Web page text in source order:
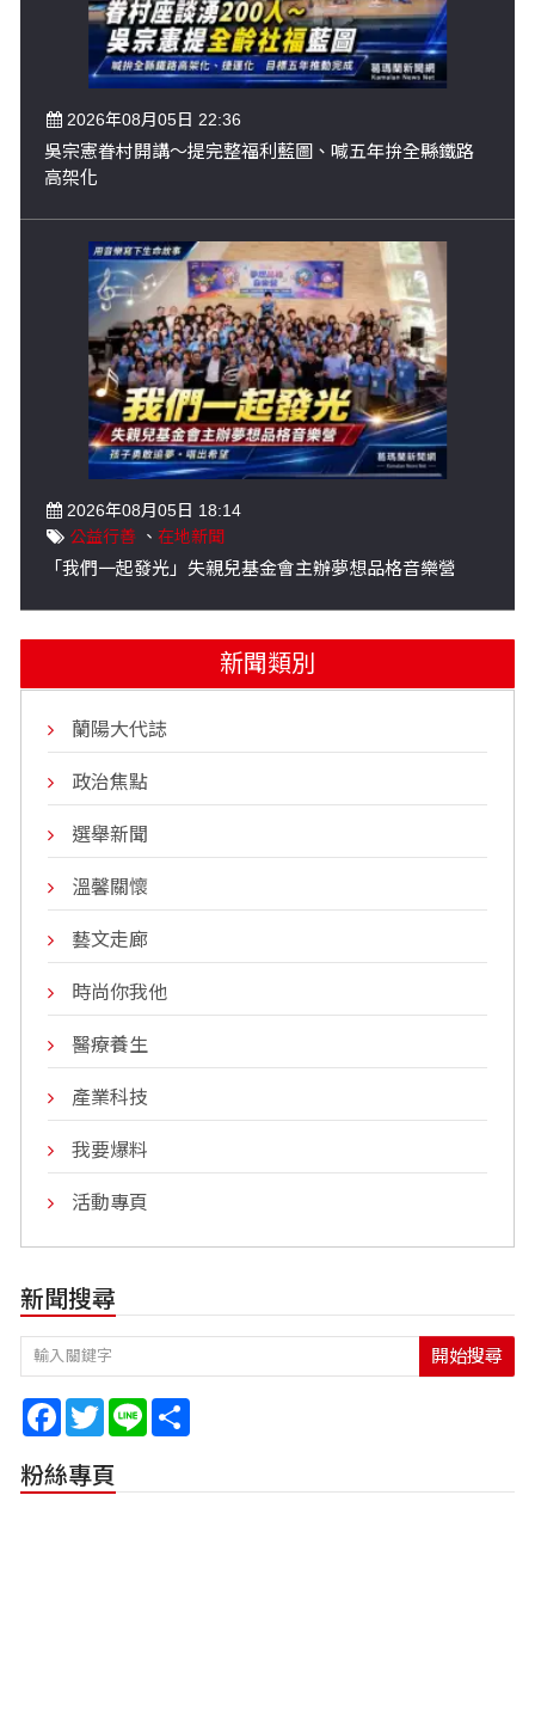
2026年08月05日 22:36
吳宗憲眷村開講～提完整福利藍圖、喊五年拚全縣鐵路
高架化
2026年08月05日 18:14
公益行善 、 在地新聞
「我們一起發光」失親兒基金會主辦夢想品格音樂營
新聞類別
蘭陽大代誌
政治焦點
選舉新聞
溫馨關懷
藝文走廊
時尚你我他
醫療養生
產業科技
我要爆料
活動專頁
新聞搜尋
開始搜尋
Facebook
TwitterLine
粉絲專頁